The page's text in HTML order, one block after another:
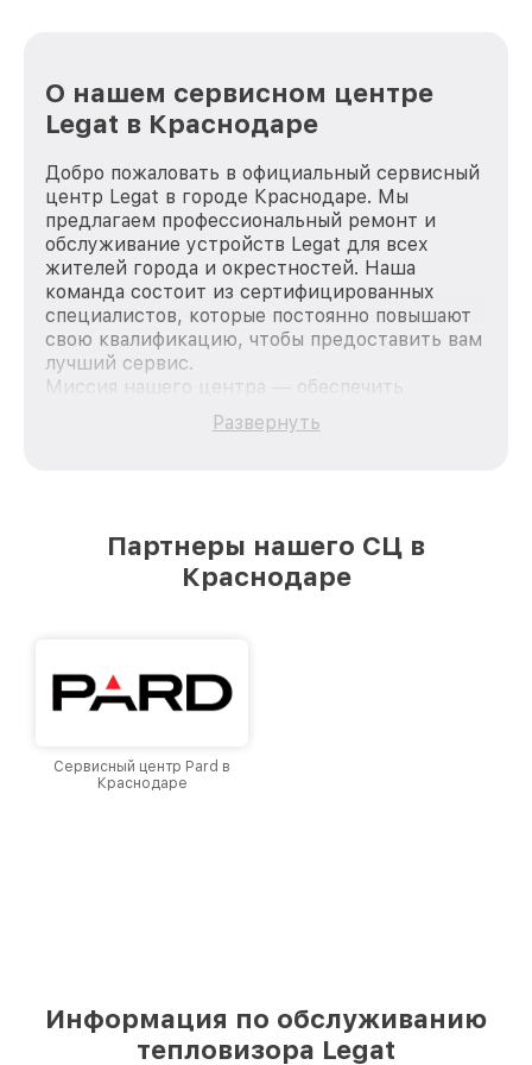
О нашем сервисном центре
Legat в Краснодаре
Добро пожаловать в официальный сервисный
центр Legat в городе Краснодаре. Мы
предлагаем профессиональный ремонт и
обслуживание устройств Legat для всех
жителей города и окрестностей. Наша
команда состоит из сертифицированных
специалистов, которые постоянно повышают
свою квалификацию, чтобы предоставить вам
лучший сервис.
Миссия нашего центра — обеспечить
качественный и доступный ремонт для
каждого пользователя продукции Legat, вне
лучшим сервисным центром Legat в городе
Краснодаре, постоянно повышая уровень
Развернуть
Партнеры нашего СЦ в
Краснодаре
Сервисный центр Pard в
Краснодаре
Информация по обслуживанию
тепловизора Legat